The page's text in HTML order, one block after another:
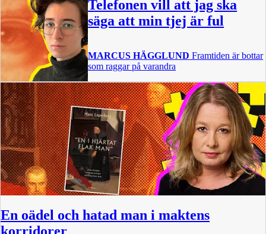
Telefonen vill att jag ska
säga att min tjej är ful
MARCUS HÄGGLUND Framtiden är bottar
som raggar på varandra
En oädel och hatad man i maktens